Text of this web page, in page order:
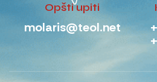
Opšti upiti
molaris@teol.net